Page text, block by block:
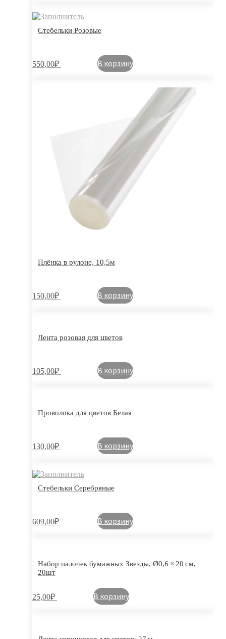
Стебельки Розовые
550,00₽ В корзину
Плёнка в рулоне, 10,5м
150,00₽ В корзину
Лента розовая для цветов
105,00₽ В корзину
Проволока для цветов Белая
130,00₽ В корзину
Стебельки Серебряные
609,00₽ В корзину
Набор палочек бумажных Звезды, Ø0,6 × 20 см,
20шт
25,00₽ В корзину